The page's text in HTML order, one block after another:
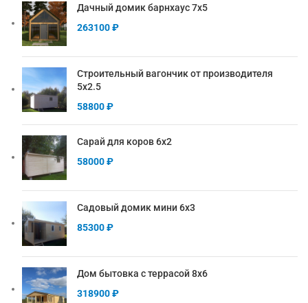
Дачный домик барнхаус 7х5
263100₽
Строительный вагончик от производителя
5х2.5
58800₽
Сарай для коров 6х2
58000₽
Садовый домик мини 6х3
85300₽
Дом бытовка с террасой 8х6
318900₽